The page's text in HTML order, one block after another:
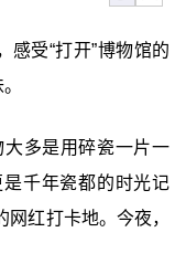
感受“打开”博物馆的
多是用碎瓷一片一
千年瓷都的时光记
红打卡地。今夜，